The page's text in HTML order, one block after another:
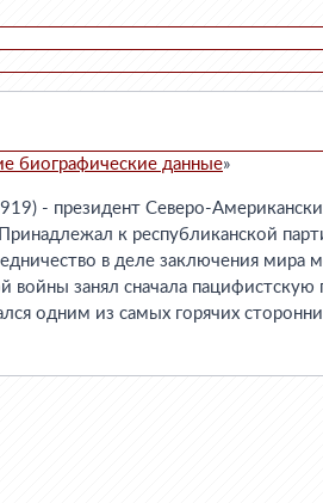
биографические данные»
- президент Северо-
к республиканской
в деле заключения
войны занял сначала пацифистскую
одним из самых горячих